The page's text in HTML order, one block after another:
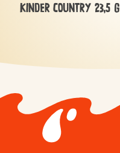
KINDER COUNTRY 23,5 G